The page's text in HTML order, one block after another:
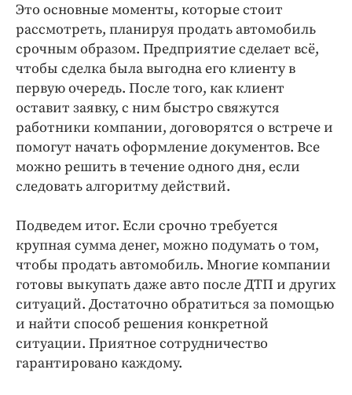
Это основные моменты, которые стоит
рассмотреть, планируя продать автомобиль
срочным образом. Предприятие сделает всё,
чтобы сделка была выгодна его клиенту в
первую очередь. После того, как клиент
оставит заявку, с ним быстро свяжутся
работники компании, договорятся о встрече и
помогут начать оформление документов. Все
можно решить в течение одного дня, если
следовать алгоритму действий.
Подведем итог. Если срочно требуется
крупная сумма денег, можно подумать о том,
чтобы продать автомобиль. Многие компании
готовы выкупать даже авто после ДТП и других
ситуаций. Достаточно обратиться за помощью
и найти способ решения конкретной
ситуации. Приятное сотрудничество
гарантировано каждому.